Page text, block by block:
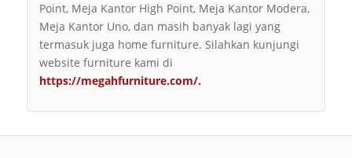
Point, Meja Kantor High Point, Meja Kantor Modera,
Meja Kantor Uno, dan masih banyak lagi yang
termasuk juga home furniture. Silahkan kunjungi
website furniture kami di
https://megahfurniture.com/.